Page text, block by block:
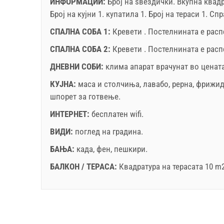
31.12.): 5 EUR (once - по_person)
ноември 2026
15
30
Условите и условите на добавувачот
Ако не сакате да резервирате сега, наместо да
прашања, ве молиме пополнете ги и кликнете
Број на кујни 1. купатила 1. Број на тераси 1.
СПАЛНА СОБА 1: Кревети . Постелнината е
СПАЛНА СОБА 2: Кревети . Постелнината е
ДНЕВНИ СОБИ: клима апарат врачунат во
КУЈНА: маса и столчиња, лавабо, рерна,
шпорет за готвење.
ИНТЕРНЕТ: бесплатен wifi.
ВИДИ: поглед на градина.
БАЊА: када, фен, пешкири.
БАЛКОН / ТЕРАСА: Квадратура на терасата 10